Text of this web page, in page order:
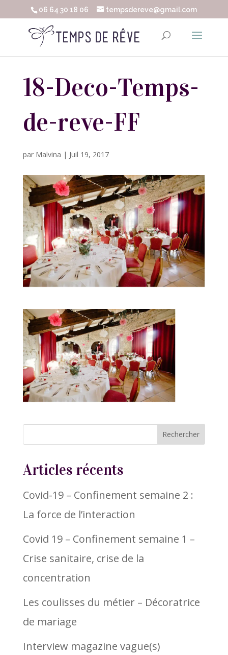
06 64 30 18 06 tempsdereve@gmail.com
18-Deco-Temps-
de-reve-FF
par Malvina | Juil 19, 2017
Articles récents
Covid-19 – Confinement semaine 2 :
La force de l’interaction
Covid 19 – Confinement semaine 1 –
Crise sanitaire, crise de la
concentration
Les coulisses du métier – Décoratrice
de mariage
Interview magazine vague(s)